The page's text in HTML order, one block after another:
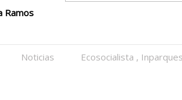
Ramos
Noticias Ecosocialista , Inparques